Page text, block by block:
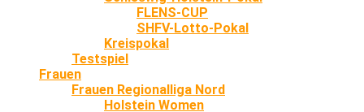
FLENS-CUP
SHFV-Lotto-Pokal
Kreispokal
Testspiel
Frauen
Frauen Regionalliga Nord
Holstein Women